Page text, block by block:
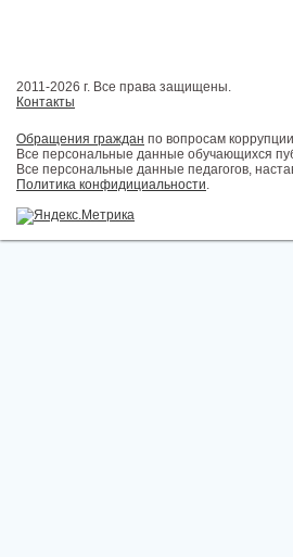
2011-2026 г. Все права защищены.
Контакты
Обращения граждан по вопросам
Все персональные данные обучающихся
Все персональные данные педагогов,
Политика конфидициальности.